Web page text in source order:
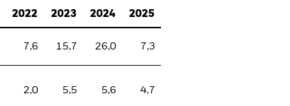
2022 2023 2024 2025
7,6 15,7 26,0 7,3
2,0 5,5 5,6 4,7